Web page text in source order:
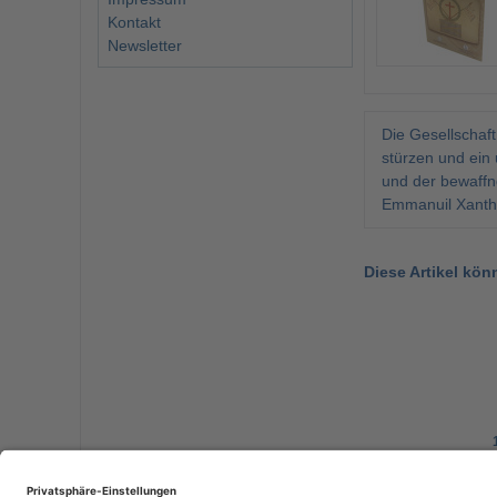
Die
stürzen und ein
und der
Emmanuil
Diese Artikel
Kontakt
Newsletter